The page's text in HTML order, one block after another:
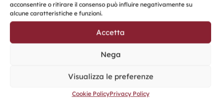
acconsentire o ritirare il consenso può influire negativamente su
alcune caratteristiche e funzioni.
Accetta
Nega
Visualizza le preferenze
Cookie PolicyPrivacy Policy